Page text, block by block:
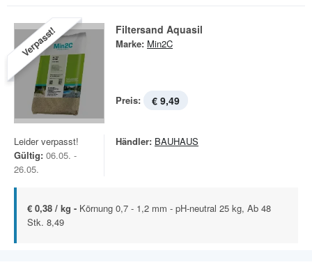
Verpasst! Filtersand Aquasil
Marke: Min2C
Preis: € 9,49
Leider verpasst!
Gültig: 06.05. -
26.05.
Händler: BAUHAUS
€ 0,38 / kg - Körnung 0,7 - 1,2 mm - pH-neutral 25 kg, Ab 48
Stk. 8,49